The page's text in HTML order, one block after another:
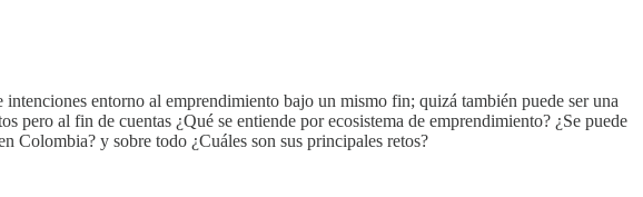
entorno al emprendimiento bajo un mismo fin; quizá también puede ser una
pero al fin de cuentas ¿Qué se entiende por ecosistema de emprendimiento? ¿Se puede
Colombia? y sobre todo ¿Cuáles son sus principales retos?